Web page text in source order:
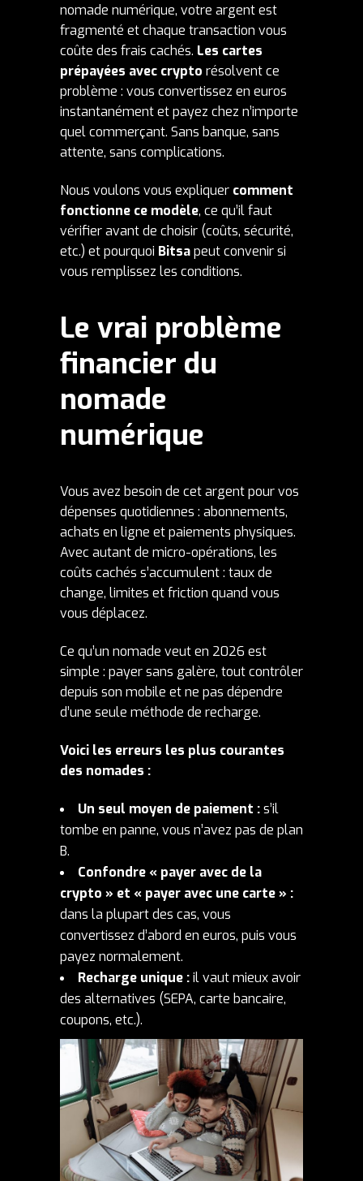
nomade numérique, votre argent est
fragmenté et chaque transaction vous
coûte des frais cachés. Les cartes
prépayées avec crypto résolvent ce
problème : vous convertissez en euros
instantanément et payez chez n’importe
quel commerçant. Sans banque, sans
attente, sans complications.
Nous voulons vous expliquer comment
fonctionne ce modèle, ce qu’il faut
vérifier avant de choisir (coûts, sécurité,
etc.) et pourquoi Bitsapeut convenir si
vous remplissez les conditions.
Le vrai problème
financier du
nomade
numérique
Vous avez besoin de cet argent pour vos
dépenses quotidiennes : abonnements,
achats en ligne et paiements physiques.
Avec autant de micro-opérations, les
coûts cachés s’accumulent : taux de
change, limites et friction quand vous
vous déplacez.
Ce qu’un nomade veut en 2026 est
simple : payer sans galère, tout contrôler
depuis son mobile et ne pas dépendre
d’une seule méthode de recharge.
Voici les erreurs les plus courantes
des nomades :
Un seul moyen de paiement :s’il
tombe en panne, vous n’avez pas de plan
B.
Confondre « payer avec de la
crypto » et « payer avec une carte » :
dans la plupart des cas, vous
convertissez d’abord en euros, puis vous
payez normalement.
Recharge unique :il vaut mieux avoir
des alternatives (SEPA, carte bancaire,
coupons, etc.).